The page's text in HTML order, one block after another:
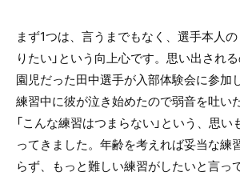
まず1つは、言うまでもなく、選手本人の
りたい」という向上心です。思い出され
園児だった田中選手が入部体験会に参加
練習中に彼が泣き始めたので弱音を吐い
「こんな練習はつまらない」という、思
ってきました。年齢を考えれば妥当な練
らず、もっと難しい練習がしたいと言っ